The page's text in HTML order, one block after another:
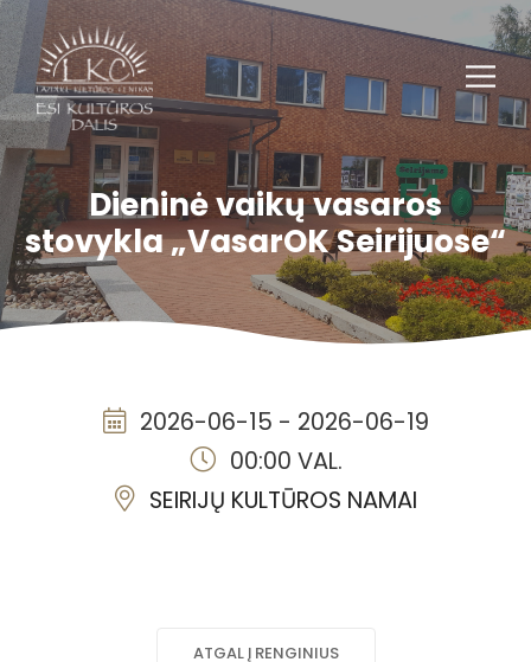
Dieninė vaikų vasaros
stovykla „VasarOK Seirijuose“
2026-06-15 - 2026-06-19
00:00 VAL.
SEIRIJŲ KULTŪROS NAMAI
ATGAL Į RENGINIUS